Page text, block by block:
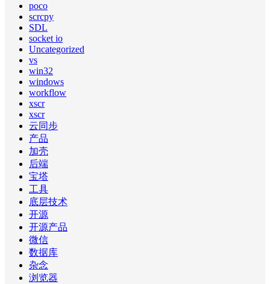
poco
scrcpy
SDL
socket io
Uncategorized
vs
win32
windows
workflow
xscr
xscr
云同步
产品
加壳
后端
宝塔
工具
底层技术
开源
开源产品
微信
数据库
杂念
浏览器